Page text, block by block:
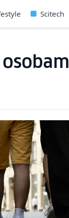
Scitech